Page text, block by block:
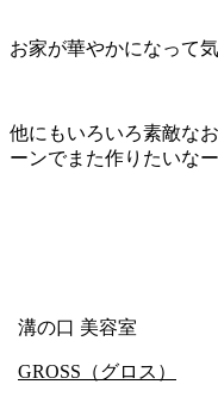
お家が華やかになって
他にもいろいろ素敵な
ーンでまた作りたいな
溝の口 美容室
GROSS（グロス）